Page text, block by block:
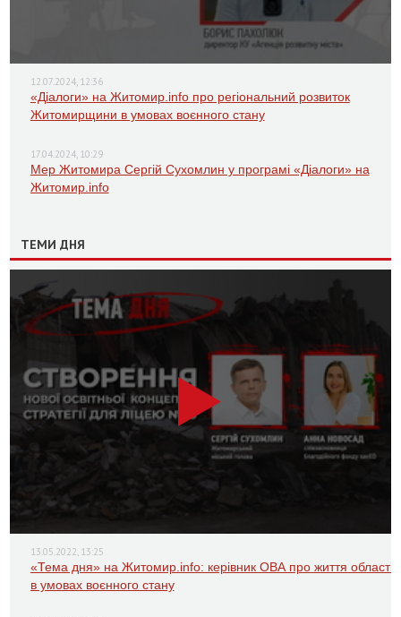
12.07.2024, 12:36
«Діалоги» на Житомир.info про регіональний розвиток
Житомирщини в умовах воєнного стану
17.04.2024, 10:29
Мер Житомира Сергій Сухомлин у програмі «Діалоги» на
Житомир.info
ТЕМИ ДНЯ
13.05.2022, 13:25
«Тема дня» на Житомир.info: керівник ОВА про життя області
в умовах воєнного стану